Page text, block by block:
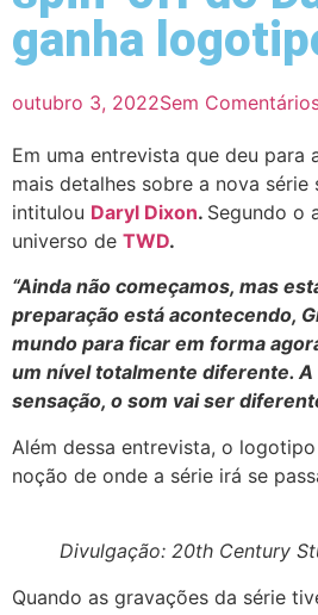
ganha
outubro 3, 2022Sem
Em uma entrevista que deu para
mais detalhes sobre a nova
intitulou Daryl Dixon. Segundo o
universo de TWD.
“Ainda não começamos, mas
preparação está acontecendo,
mundo para ficar em forma
um nível totalmente diferente.
sensação, o som vai ser
Além dessa entrevista, o
noção de onde a série irá se
Divulgação: 20th Century
Quando as gravações da série